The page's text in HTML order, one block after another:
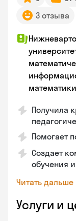
3 отзыва
математики
Получила
Помогает
Создает
обучения
Читать дальше
Услуги и